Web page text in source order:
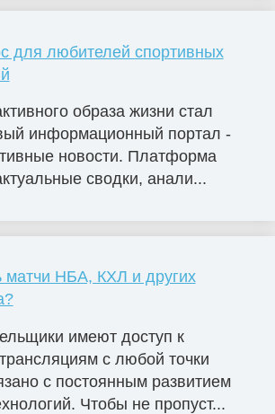
для любителей спортивных
образа жизни стал
информационный портал -
новости. Платформа
сводки, анали...
матчи НБА, КХЛ и других
имеют доступ к
с любой точки
с постоянным развитием
Чтобы не пропуст...